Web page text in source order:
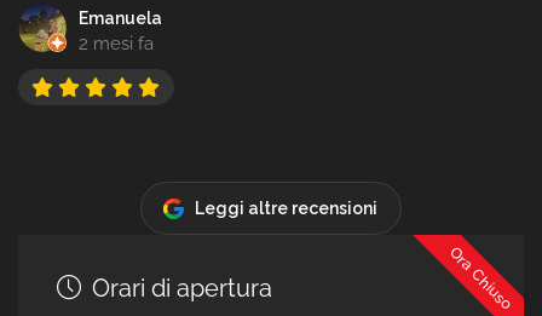
Emanuela
2 mesi fa
Leggi altre recensioni
Ora Chiuso
Orari di apertura